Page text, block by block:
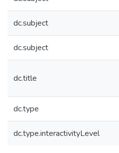
dc.subject
dc.subject
dc.title
dc.type
dc.type.interactivityLevel